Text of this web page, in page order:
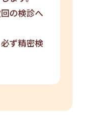
の検診へ
ず精密検